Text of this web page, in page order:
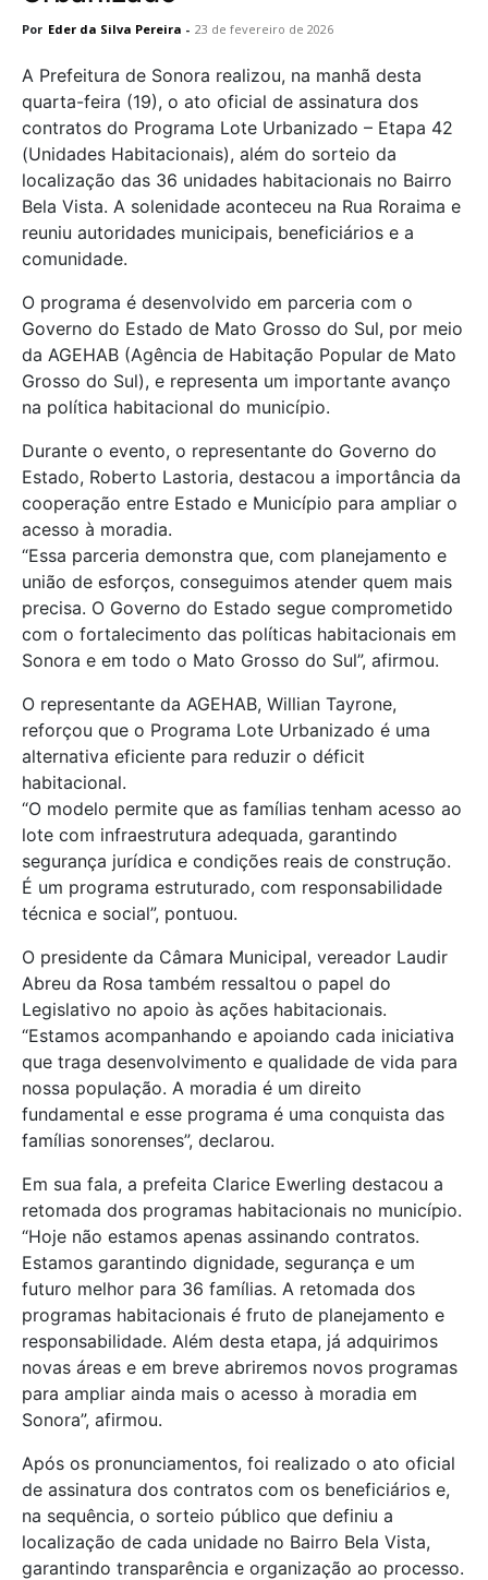
Por Eder da Silva Pereira - 23 de fevereiro de 2026
A Prefeitura de Sonora realizou, na manhã desta
quarta-feira (19), o ato oficial de assinatura dos
contratos do Programa Lote Urbanizado – Etapa 42
(Unidades Habitacionais), além do sorteio da
localização das 36 unidades habitacionais no Bairro
Bela Vista. A solenidade aconteceu na Rua Roraima e
reuniu autoridades municipais, beneficiários e a
comunidade.
O programa é desenvolvido em parceria com o
Governo do Estado de Mato Grosso do Sul, por meio
da AGEHAB (Agência de Habitação Popular de Mato
Grosso do Sul), e representa um importante avanço
na política habitacional do município.
Durante o evento, o representante do Governo do
Estado, Roberto Lastoria, destacou a importância da
cooperação entre Estado e Município para ampliar o
acesso à moradia.
“Essa parceria demonstra que, com planejamento e
união de esforços, conseguimos atender quem mais
precisa. O Governo do Estado segue comprometido
com o fortalecimento das políticas habitacionais em
Sonora e em todo o Mato Grosso do Sul”, afirmou.
O representante da AGEHAB, Willian Tayrone,
reforçou que o Programa Lote Urbanizado é uma
alternativa eficiente para reduzir o déficit
habitacional.
“O modelo permite que as famílias tenham acesso ao
lote com infraestrutura adequada, garantindo
segurança jurídica e condições reais de construção.
É um programa estruturado, com responsabilidade
técnica e social”, pontuou.
O presidente da Câmara Municipal, vereador Laudir
Abreu da Rosa também ressaltou o papel do
Legislativo no apoio às ações habitacionais.
“Estamos acompanhando e apoiando cada iniciativa
que traga desenvolvimento e qualidade de vida para
nossa população. A moradia é um direito
fundamental e esse programa é uma conquista das
famílias sonorenses”, declarou.
Em sua fala, a prefeita Clarice Ewerling destacou a
retomada dos programas habitacionais no município.
“Hoje não estamos apenas assinando contratos.
Estamos garantindo dignidade, segurança e um
futuro melhor para 36 famílias. A retomada dos
programas habitacionais é fruto de planejamento e
responsabilidade. Além desta etapa, já adquirimos
novas áreas e em breve abriremos novos programas
para ampliar ainda mais o acesso à moradia em
Sonora”, afirmou.
Após os pronunciamentos, foi realizado o ato oficial
de assinatura dos contratos com os beneficiários e,
na sequência, o sorteio público que definiu a
localização de cada unidade no Bairro Bela Vista,
garantindo transparência e organização ao processo.